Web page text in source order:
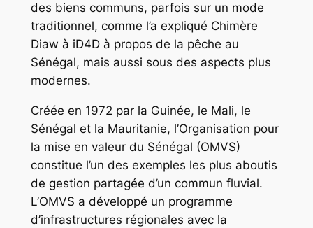
des biens communs, parfois sur un mode
traditionnel, comme l’a expliqué Chimère
Diaw à iD4D à propos de la pêche au
Sénégal, mais aussi sous des aspects plus
modernes.
Créée en 1972 par la Guinée, le Mali, le
Sénégal et la Mauritanie, l’Organisation pour
la mise en valeur du Sénégal (OMVS)
constitue l’un des exemples les plus aboutis
de gestion partagée d’un commun fluvial.
L’OMVS a développé un programme
d’infrastructures régionales avec la